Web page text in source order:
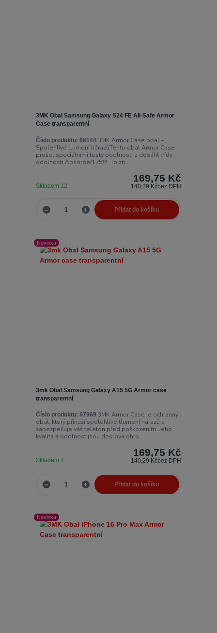
3MK Obal Samsung Galaxy S24 FE All-Safe Armor
Case transparentní
Číslo produktu: 681443MK Armor Case obal –
Spolehlivé tlumení nárazůTento obal Armor Case
prošel speciálními testy odolnosti a dosáhl třídy
odolnosti Absorber175™. To zn...
169,75 Kč
140,29 Kčbez DPH
Skladem 12
Přidat do košíku
Novinka
3mk Obal Samsung Galaxy A15 5G Armor case
transparentní
Číslo produktu: 67969 3MK Armor Case je ochranný
obal, který přináší spolehlivé tlumení nárazů a
zabezpečuje váš telefon před poškozením. Jeho
kvalita a odolnost jsou doslova ohro...
169,75 Kč
140,29 Kčbez DPH
Skladem 7
Přidat do košíku
Novinka